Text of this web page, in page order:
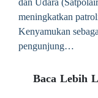
dan Udara
meningkatkan
Kenyamukan
pengunjung…
Baca Lebih